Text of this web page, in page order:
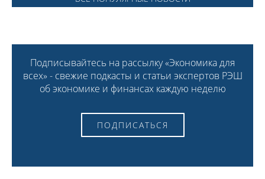
Подписывайтесь на рассылку «Экономика для
всех» - свежие подкасты и статьи экспертов РЭШ
об экономике и финансах каждую неделю
ПОДПИСАТЬСЯ